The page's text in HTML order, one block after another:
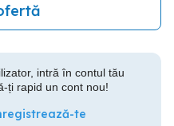
intră în contul tău
ți rapid un cont nou!
te